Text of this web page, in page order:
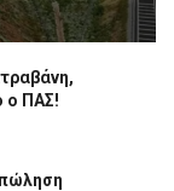
ο ΠΑΣ!